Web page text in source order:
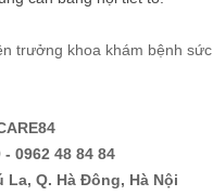
trưởng khoa khám bệnh
0962 48 84 84
La, Q. Hà Đông, Hà Nội